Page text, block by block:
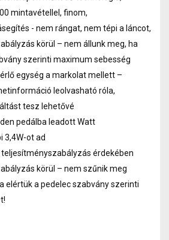
mintavétellel, finom,
- nem rángat, nem tépi a láncot,
körül – nem állunk meg, ha
szerinti maximum sebesség
egység a markolat mellett –
leolvasható róla,
tesz lehetővé
pedálba leadott Watt
3,4W-ot ad
érdekében
körül – nem szűnik meg
elértük a pedelec szabvány szerinti